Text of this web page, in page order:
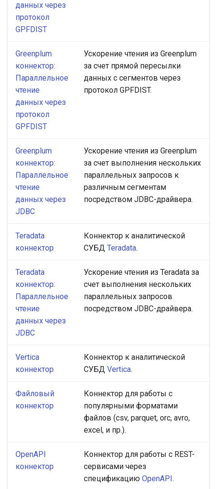
данных через
протокол
GPFDIST
Greenplum
коннектор:
Параллельное
чтение
данных через
протокол
GPFDIST
Ускорение чтения из Greenplum
за счет прямой пересылки
данных с сегментов через
протокол GPFDIST.
Greenplum
коннектор:
Параллельное
чтение
данных через
JDBC
Ускорение чтения из Greenplum
за счет выполнения нескольких
параллельных запросов к
различным сегментам
посредством JDBC-драйвера.
Teradata
коннектор
Коннектор к аналитической
СУБД Teradata.
Teradata
коннектор:
Параллельное
чтение
данных через
JDBC
Ускорение чтения из Teradata за
счет выполнения нескольких
параллельных запросов
посредством JDBC-драйвера.
Vertica
коннектор
Коннектор к аналитической
СУБД Vertica.
Файловый
коннектор
Коннектор для работы с
популярными форматами
файлов (csv, parquet, orc, avro,
excel, и пр.).
OpenAPI
коннектор
Коннектор для работы с REST-
сервисами через
спецификацию OpenAPI.